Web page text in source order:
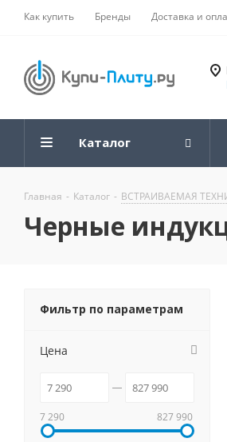
Как купить Бренды Доставка и
Каталог
Главная - Каталог - ВСТРАИВАЕМАЯ
Черные
Фильтр по параметрам
Цена
7 290 827 990